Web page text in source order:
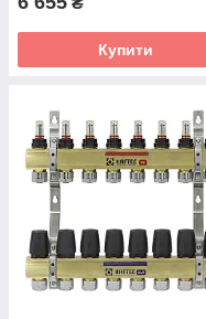
Купити